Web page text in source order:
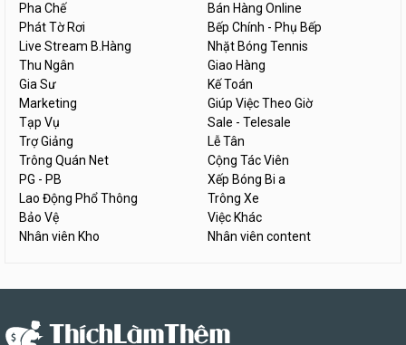
Pha Chế
Bán Hàng Online
Phát Tờ Rơi
Bếp Chính - Phụ Bếp
Live Stream B.Hàng
Nhặt Bóng Tennis
Thu Ngân
Giao Hàng
Gia Sư
Kế Toán
Marketing
Giúp Việc Theo Giờ
Tạp Vụ
Sale - Telesale
Trợ Giảng
Lễ Tân
Trông Quán Net
Cộng Tác Viên
PG - PB
Xếp Bóng Bi a
Lao Động Phổ Thông
Trông Xe
Bảo Vệ
Việc Khác
Nhân viên Kho
Nhân viên content